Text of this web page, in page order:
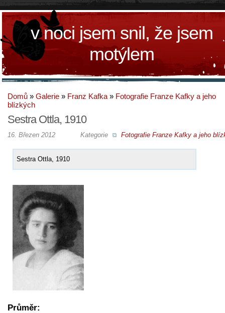
v noci jsem snil, že jsem
motýlem
Domů » Galerie » Franz Kafka » Fotografie Franze Kafky a jeho
blízkých
Sestra Ottla, 1910
Kategorie Fotografie Franze Kafky a jeho
16. Březen 2012
Sestra Ottla, 1910
Průměr: